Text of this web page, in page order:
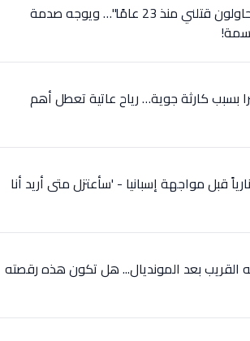
عاجل: رونالدو يصرخ في وجه الإعلام "تحاولون قتلني منذ 23 عامًا"… ويوجه صدمة
بسبب كارثة جوية… رياح عاتية تعطل أهم
قبل مواجهة إسبانيا - 'سأعتزل متى أريد أنا
القريب بعد المونديال... هل تكون هذه رقصته